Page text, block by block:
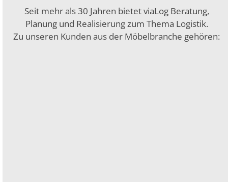
Seit mehr als 30 Jahren bietet viaLog Beratung,
Planung und Realisierung zum Thema Logistik.
Zu unseren Kunden aus der Möbelbranche gehören: